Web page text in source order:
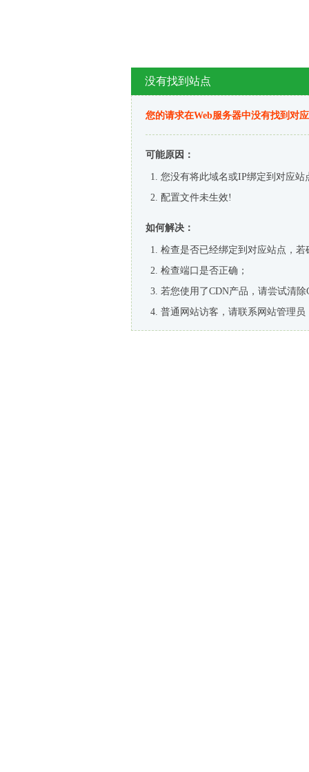
没有找到站点
您的请求在Web服务器中没有找到对
可能原因：
您没有将此域名或IP绑定到对应站
配置文件未生效!
如何解决：
检查是否已经绑定到对应站点，
检查端口是否正确；
若您使用了CDN产品，请尝试清除
普通网站访客，请联系网站管理员